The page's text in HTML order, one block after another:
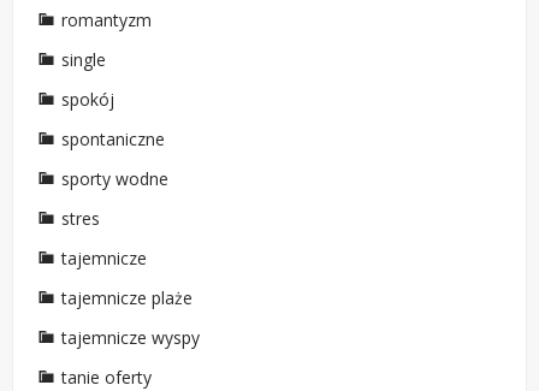
romantyzm
single
spokój
spontaniczne
sporty wodne
stres
tajemnicze
tajemnicze plaże
tajemnicze wyspy
tanie oferty